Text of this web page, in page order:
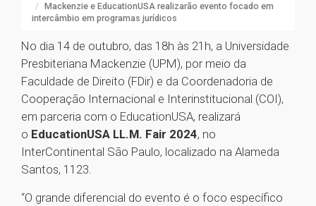
Mackenzie e EducationUSA realizarão evento focado em
intercâmbio em programas jurídicos
No dia 14 de outubro, das 18h às 21h, a Universidade
Presbiteriana Mackenzie (UPM), por meio da
Faculdade de Direito (FDir) e da Coordenadoria de
Cooperação Internacional e Interinstitucional (COI),
em parceria com o EducationUSA, realizará
o EducationUSA LL.M. Fair 2024, no
InterContinental São Paulo, localizado na Alameda
Santos, 1123.
“O grande diferencial do evento é o foco específico